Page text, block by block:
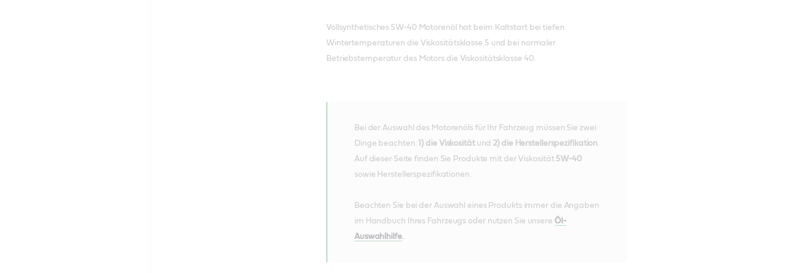
Vollsynthetisches 5W-40 Motorenöl hat beim Kaltstart bei tiefen
Wintertemperaturen die Viskositätsklasse 5 und bei normaler
Betriebstemperatur des Motors die Viskositätsklasse 40.
Bei der Auswahl des Motorenöls für Ihr Fahrzeug müssen Sie zwei
Dinge beachten: 1) die Viskositätund 2) die Herstellerspezifikation
Auf dieser Seite finden Sie Produkte mit der Viskosität 5W-40
sowie Herstellerspezifikationen.
Beachten Sie bei der Auswahl eines Produkts immer die Angaben
im Handbuch Ihres Fahrzeugs oder nutzen Sie unsere Öl-
Auswahlhilfe.